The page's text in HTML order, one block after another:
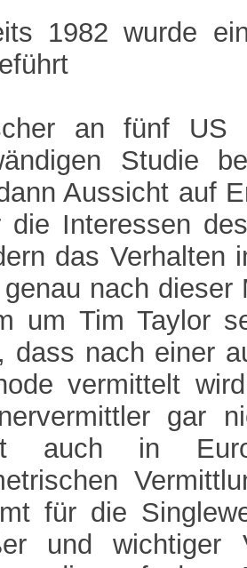
1982 wurde
an fünf US
Studie
Aussicht auf
die Interessen
das Verhalten
genau nach
um Tim Taylor
dass nach einer
vermittelt
gar
auch in
für die
und wichtiger